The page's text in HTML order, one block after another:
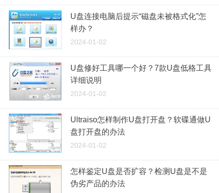
U盘连接电脑后提示“磁盘未被格式化”怎
样办？
2024-01-02
U盘修好工具哪一个好？7款U盘低格工具
详细说明
2024-01-02
Ultraiso怎样制作U盘打开盘？软碟通做U
盘打开盘的办法
2024-01-02
怎样鉴定U盘是否扩容？检测U盘是不是
伪劣产品的办法